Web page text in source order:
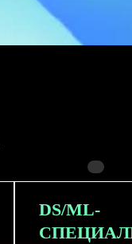
DS/ML-